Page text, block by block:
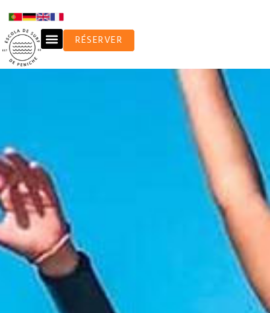
RÉSERVER